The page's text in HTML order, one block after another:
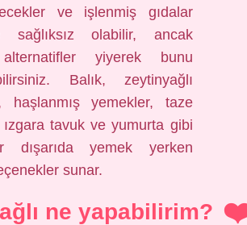
ve işlenmiş gıdalar
sağlıksız olabilir, ancak
alternatifler yiyerek bunu
Balık, zeytinyağlı
haşlanmış yemekler, taze
tavuk ve yumurta gibi
dışarıda yemek yerken
sunar.
ne yapabilirim?